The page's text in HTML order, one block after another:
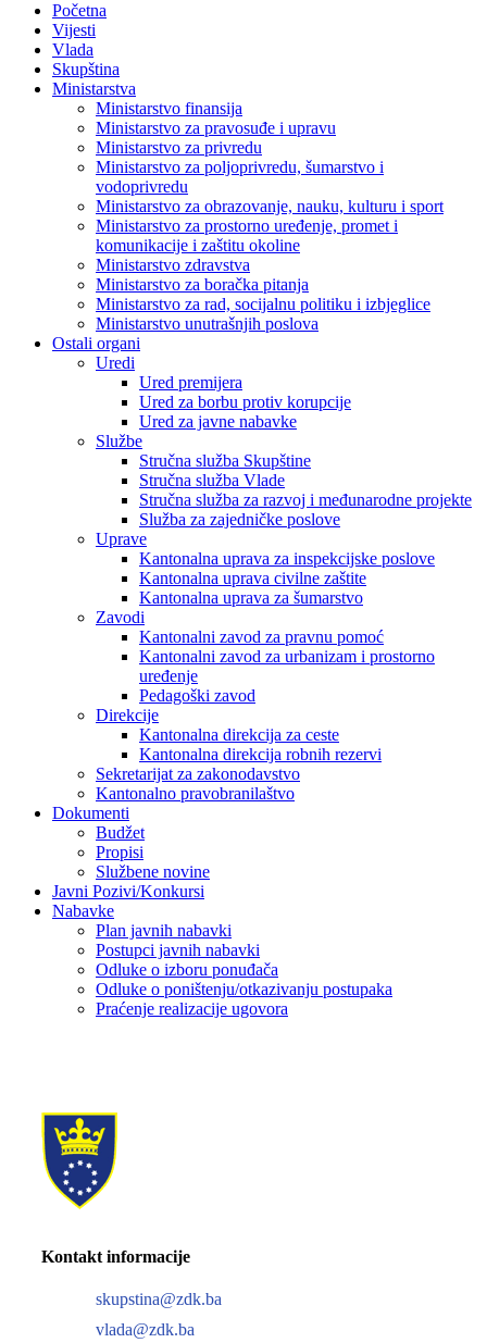
Početna
Vijesti
Vlada
Skupština
Ministarstva
Ministarstvo finansija
Ministarstvo za pravosuđe i upravu
Ministarstvo za privredu
Ministarstvo za poljoprivredu, šumarstvo i
vodoprivredu
Ministarstvo za obrazovanje, nauku, kulturu i sport
Ministarstvo za prostorno uređenje, promet i
komunikacije i zaštitu okoline
Ministarstvo zdravstva
Ministarstvo za boračka pitanja
Ministarstvo za rad, socijalnu politiku i izbjeglice
Ministarstvo unutrašnjih poslova
Ostali organi
Uredi
Ured premijera
Ured za borbu protiv korupcije
Ured za javne nabavke
Službe
Stručna služba Skupštine
Stručna služba Vlade
Stručna služba za razvoj i međunarodne projekte
Služba za zajedničke poslove
Uprave
Kantonalna uprava za inspekcijske poslove
Kantonalna uprava civilne zaštite
Kantonalna uprava za šumarstvo
Zavodi
Kantonalni zavod za pravnu pomoć
Kantonalni zavod za urbanizam i prostorno
uređenje
Pedagoški zavod
Direkcije
Kantonalna direkcija za ceste
Kantonalna direkcija robnih rezervi
Sekretarijat za zakonodavstvo
Kantonalno pravobranilaštvo
Dokumenti
Budžet
Propisi
Službene novine
Javni Pozivi/Konkursi
Nabavke
Plan javnih nabavki
Postupci javnih nabavki
Odluke o izboru ponuđača
Odluke o poništenju/otkazivanju postupaka
Praćenje realizacije ugovora
Kontakt informacije
skupstina@zdk.ba
vlada@zdk.ba